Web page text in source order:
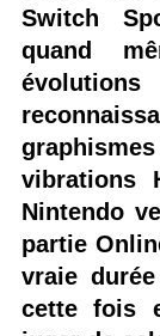
Switch
quand
vibrations
Nintendo
partie
vraie
cette fois